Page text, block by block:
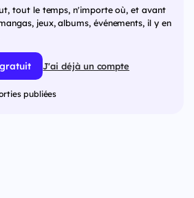
tout le temps, n'importe où, et avant
jeux, albums, événements, il y en
J'ai déjà un compte
publiées